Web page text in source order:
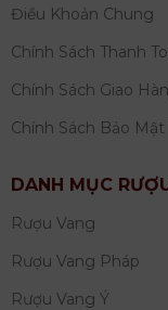
Điều Khoản Chung
Chính Sách Thanh
Chính Sách Giao
Chính Sách Bảo
DANH MỤC
Rượu Vang
Rượu Vang Pháp
Rượu Vang Ý